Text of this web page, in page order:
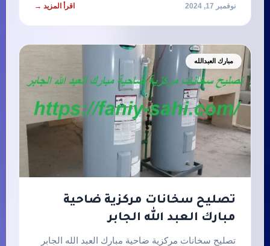
نوفمبر 17, 2024 اقرأ المزيد →
مبارك العبدالله
تصليح سخانات مركزية ضاحية
مبارك العبد الله الجابر
تصليح سخانات مركزية ضاحية مبارك العبد الله الجابر